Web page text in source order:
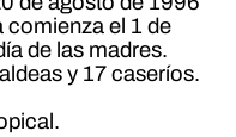
comienza el 1 de
de las madres.
y 17 caseríos.